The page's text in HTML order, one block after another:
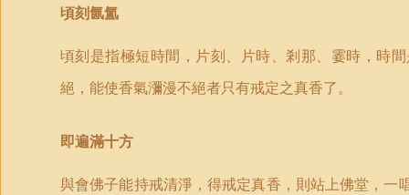
頃刻氤氳
頃刻是指極短時間，片刻、片時、剎那、霎時，時
絕，能使香氣瀰漫不絕者只有戒定之真香了。
即遍滿十方
與會佛子能持戒清淨，得戒定真香，則站上佛堂，